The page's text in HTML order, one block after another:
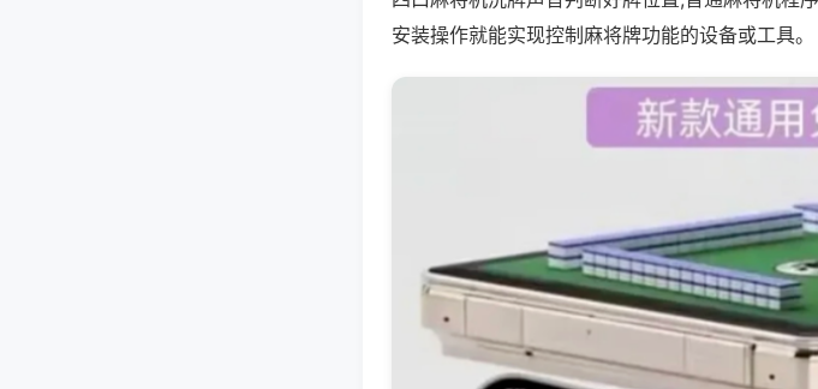
安装操作就能实现控制麻将牌功能的设备或工具。